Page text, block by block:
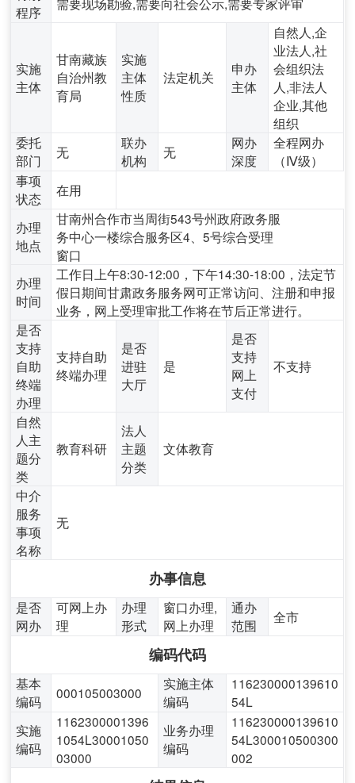
程序
实施
主体
甘南藏族
自治州教
育局
实施
主体
性质
法定机关
申办
主体
自然人,企
业法人,社
会组织法
人,非法人
企业,其他
组织
委托
部门
无
联办
机构
无
网办
深度
全程网办
（Ⅳ级）
事项
状态
在用
办理
地点
甘南州合作市当周街543号州政府政务服
务中心一楼综合服务区4、5号综合受理
窗口
办理
时间
工作日上午8:30-12:00，下午14:30-18:00，法定节
假日期间甘肃政务服务网可正常访问、注册和申报
业务，网上受理审批工作将在节后正常进行。
是否
支持
自助
终端
办理
支持自助
终端办理
是否
进驻
大厅
是
是否
支持
网上
支付
不支持
自然
人主
题分
类
教育科研
法人
主题
分类
文体教育
中介
服务
事项
名称
无
办事信息
是否
网办
可网上办
理
办理
形式
窗口办理,
网上办理
通办
范围
全市
编码代码
基本
编码
000105003000
实施主体
编码
116230000139610
54L
实施
编码
1162300001396
1054L30001050
03000
业务办理
编码
116230000139610
54L300010500300
002